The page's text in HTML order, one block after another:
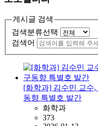
게시글 검색
검색분류선택
검색어
[화학과] 김수민 교수
동향 특별호 발간
화학과
373